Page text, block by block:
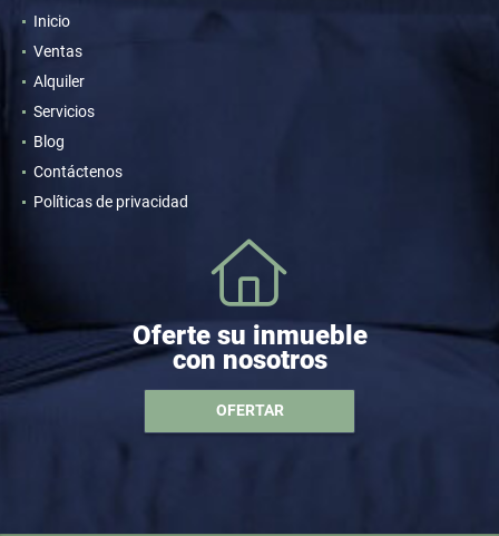
Inicio
Ventas
Alquiler
Servicios
Blog
Contáctenos
Políticas de privacidad
Oferte su inmueble
con nosotros
OFERTAR